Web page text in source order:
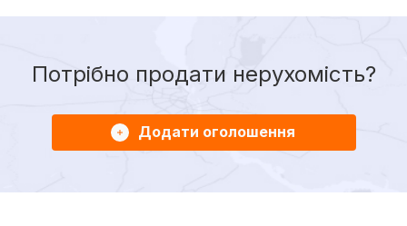
Потрібно продати нерухомість?
Додати оголошення